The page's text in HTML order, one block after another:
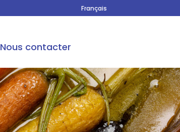
Français
Nous contacter